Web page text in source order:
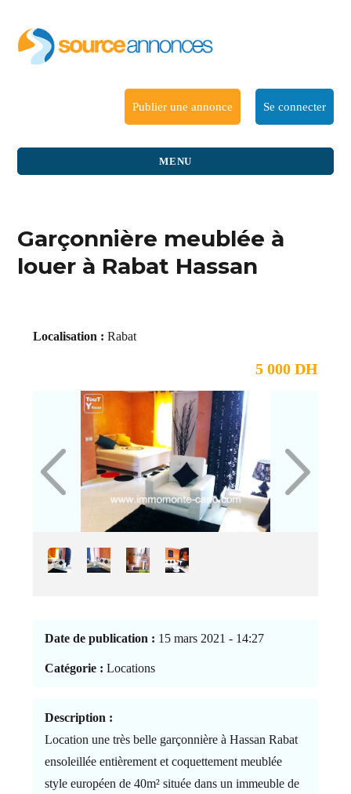
Publier une annonce Se connecter
MENU
Garçonnière meublée à
louer à Rabat Hassan
Localisation : Rabat
5 000 DH
Date de publication : 15 mars 2021 - 14:27
Catégorie : Locations
Description :
Location une très belle garçonnière à Hassan Rabat
ensoleillée entièrement et coquettement meublée
style européen de 40m² située dans un immeuble de